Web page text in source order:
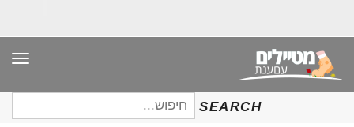
SEARCH
חיפוש
עבור: